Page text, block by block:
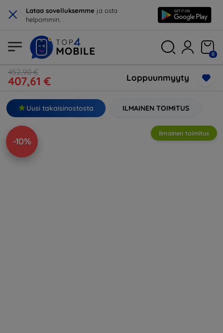
× Lataa sovelluksemme ja osta
helpommin.
0
452,90 €
407,61 € Loppuunmyyty
Uusi takaisinostosta ILMAINEN TOIMITUS
-10%
Ilmainen toimitus